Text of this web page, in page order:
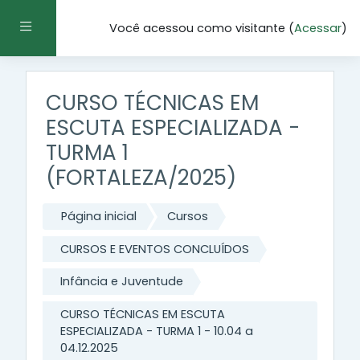
Painel lateral Você acessou como visitante (Acessar)
CURSO TÉCNICAS EM
ESCUTA ESPECIALIZADA -
TURMA 1
(FORTALEZA/2025)
Página inicial Cursos
CURSOS E EVENTOS CONCLUÍDOS
Infância e Juventude
CURSO TÉCNICAS EM ESCUTA
ESPECIALIZADA - TURMA 1 - 10.04 a
04.12.2025